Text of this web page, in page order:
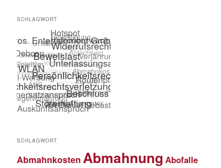
SCHLAGWORT
SCHLAGWORT
Abmahnkosten Abmahnung Abofalle